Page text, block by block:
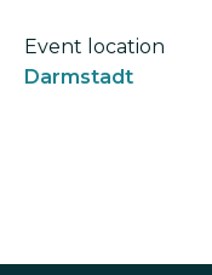
Event location
Darmstadt